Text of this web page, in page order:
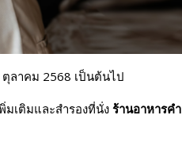
ลาคม 2568 เป็นต้นไป
มเติมและสำรองที่นั่ง ร้านอาหารคำ